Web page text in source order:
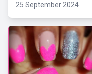
25 September 2024